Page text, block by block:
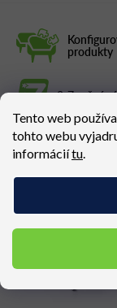
Tento web
tohto webu
informáciítu
produkty
2-7 ročná